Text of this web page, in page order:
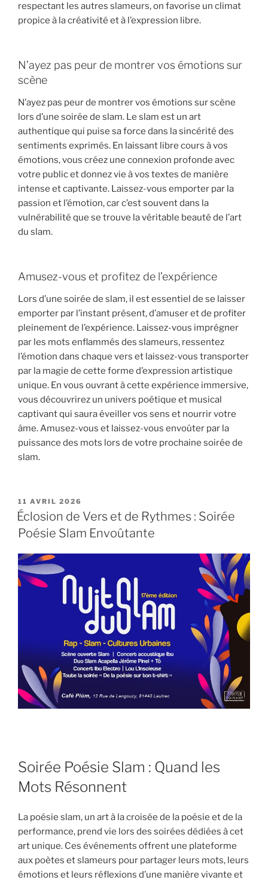
respectant les autres slameurs, on favorise un climat
propice à la créativité et à l’expression libre.
N’ayez pas peur de montrer vos émotions sur
scène
N’ayez pas peur de montrer vos émotions sur scène
lors d’une soirée de slam. Le slam est un art
authentique qui puise sa force dans la sincérité des
sentiments exprimés. En laissant libre cours à vos
émotions, vous créez une connexion profonde avec
votre public et donnez vie à vos textes de manière
intense et captivante. Laissez-vous emporter par la
passion et l’émotion, car c’est souvent dans la
vulnérabilité que se trouve la véritable beauté de l’art
du slam.
Amusez-vous et profitez de l’expérience
Lors d’une soirée de slam, il est essentiel de se laisser
emporter par l’instant présent, d’amuser et de profiter
pleinement de l’expérience. Laissez-vous imprégner
par les mots enflammés des slameurs, ressentez
l’émotion dans chaque vers et laissez-vous transporter
par la magie de cette forme d’expression artistique
unique. En vous ouvrant à cette expérience immersive,
vous découvrirez un univers poétique et musical
captivant qui saura éveiller vos sens et nourrir votre
âme. Amusez-vous et laissez-vous envoûter par la
puissance des mots lors de votre prochaine soirée de
slam.
PUBLIÉ
LE
11 AVRIL 2026
Éclosion de Vers et de Rythmes : Soirée
Poésie Slam Envoûtante
Soirée Poésie Slam : Quand les
Mots Résonnent
La poésie slam, un art à la croisée de la poésie et de la
performance, prend vie lors des soirées dédiées à cet
art unique. Ces événements offrent une plateforme
aux poètes et slameurs pour partager leurs mots, leurs
émotions et leurs réflexions d’une manière vivante et